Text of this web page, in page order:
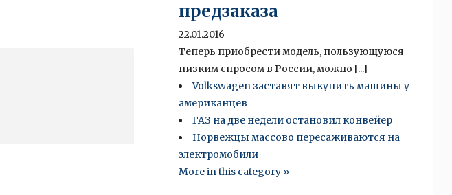
предзаказа
22.01.2016
Теперь приобрести модель, пользующуюся
низким спросом в России, можно [...]
Volkswagen заставят выкупить машины у
американцев
ГАЗ на две недели остановил конвейер
Норвежцы массово пересаживаются на
электромобили
More in this category »